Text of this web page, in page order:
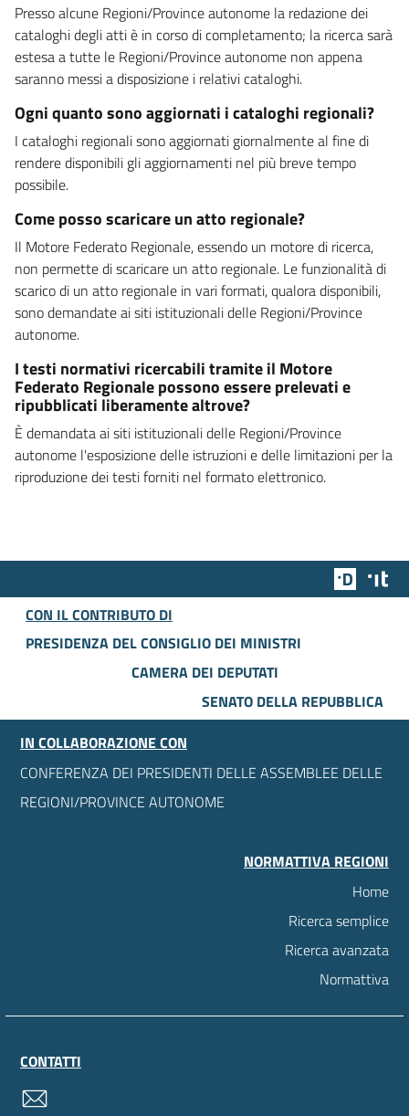
Presso alcune Regioni/Province autonome la redazione dei
cataloghi degli atti è in corso di completamento; la ricerca sarà
estesa a tutte le Regioni/Province autonome non appena
saranno messi a disposizione i relativi cataloghi.
Ogni quanto sono aggiornati i cataloghi regionali?
I cataloghi regionali sono aggiornati giornalmente al fine di
rendere disponibili gli aggiornamenti nel più breve tempo
possibile.
Come posso scaricare un atto regionale?
Il Motore Federato Regionale, essendo un motore di ricerca,
non permette di scaricare un atto regionale. Le funzionalità di
scarico di un atto regionale in vari formati, qualora disponibili,
sono demandate ai siti istituzionali delle Regioni/Province
autonome.
I testi normativi ricercabili tramite il Motore
Federato Regionale possono essere prelevati e
ripubblicati liberamente altrove?
È demandata ai siti istituzionali delle Regioni/Province
autonome l'esposizione delle istruzioni e delle limitazioni per la
riproduzione dei testi forniti nel formato elettronico.
Team
CON IL CONTRIBUTO DI
PRESIDENZA DEL CONSIGLIO DEI MINISTRI
CAMERA DEI DEPUTATI
SENATO DELLA REPUBBLICA
IN COLLABORAZIONE CON
CONFERENZA DEI PRESIDENTI DELLE ASSEMBLEE DELLE
REGIONI/PROVINCE AUTONOME
NORMATTIVA REGIONI
Home
Ricerca semplice
Ricerca avanzata
Normattiva
CONTATTI